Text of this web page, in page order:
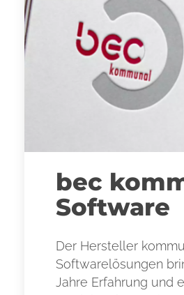
bec
Software
Der Hersteller
Softwarelösungen
Jahre Erfahrung und